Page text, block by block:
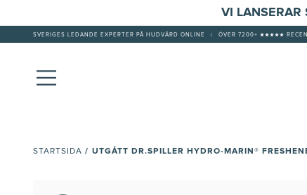
VI LANSERAR
SVERIGES LEDANDE EXPERTER PÅ HUDVÅRD ONLINE ÖVER 7200+ ★★★★★
STARTSIDA / UTGÅTT DR.SPILLER HYDRO-MARIN®